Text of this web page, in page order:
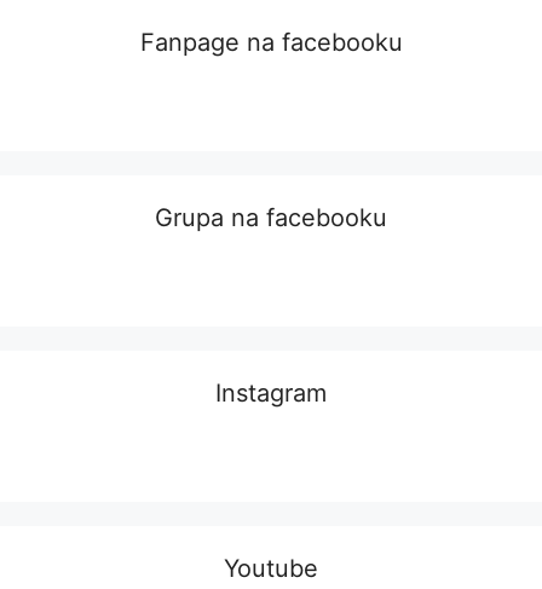
Fanpage na facebooku
Grupa na facebooku
Instagram
Youtube